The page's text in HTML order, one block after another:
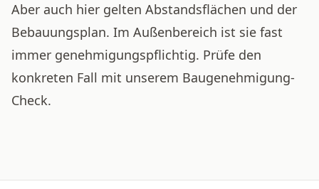
Aber auch hier gelten Abstandsflächen und der
Bebauungsplan. Im Außenbereich ist sie fast
immer genehmigungspflichtig. Prüfe den
konkreten Fall mit unserem Baugenehmigung-
Check.